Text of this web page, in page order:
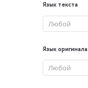
Язык текста
Любой
Язык оригинала
Любой